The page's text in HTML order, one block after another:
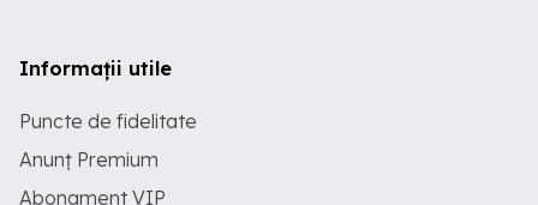
Informații utile
Puncte de fidelitate
Anunț Premium
Abonament VIP